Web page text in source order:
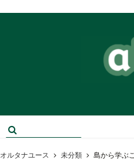
オルタナユース 未分類 島から学ぶ